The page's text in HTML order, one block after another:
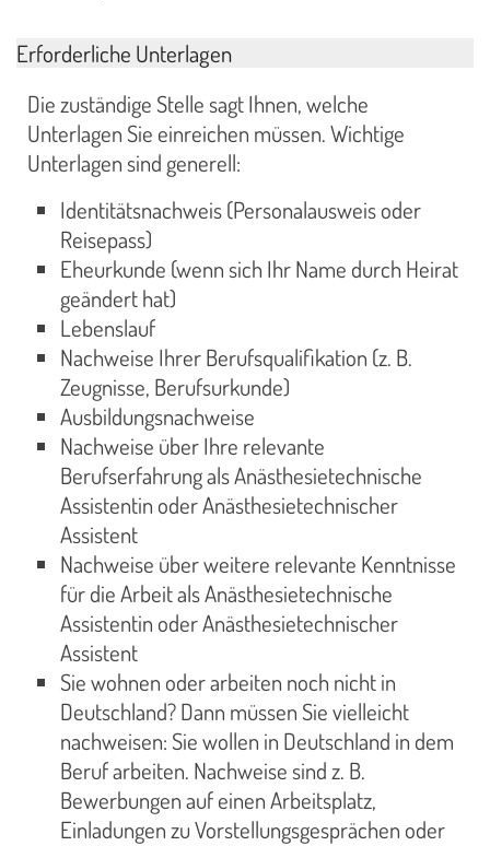
Erforderliche Unterlagen
Die zuständige Stelle sagt Ihnen, welche
Unterlagen Sie einreichen müssen. Wichtige
Unterlagen sind generell:
Identitätsnachweis (Personalausweis oder
Reisepass)
Eheurkunde (wenn sich Ihr Name durch Heirat
geändert hat)
Lebenslauf
Nachweise Ihrer Berufsqualifikation (z. B.
Zeugnisse, Berufsurkunde)
Ausbildungsnachweise
Nachweise über Ihre relevante
Berufserfahrung als Anästhesietechnische
Assistentin oder Anästhesietechnischer
Assistent
Nachweise über weitere relevante Kenntnisse
für die Arbeit als Anästhesietechnische
Assistentin oder Anästhesietechnischer
Assistent
Sie wohnen oder arbeiten noch nicht in
Deutschland? Dann müssen Sie vielleicht
nachweisen: Sie wollen in Deutschland in dem
Beruf arbeiten. Nachweise sind z. B.
Bewerbungen auf einen Arbeitsplatz,
Einladungen zu Vorstellungsgesprächen oder